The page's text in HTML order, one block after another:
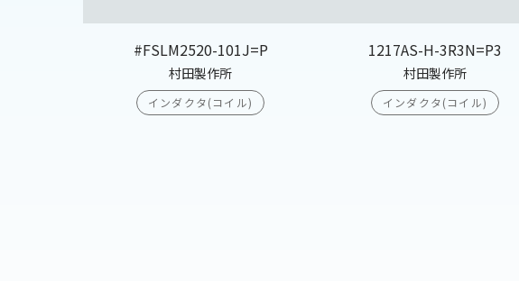
#FSLM2520-101J=P
村田製作所
インダクタ(コイル)
1217AS-H-3R3N=P3
村田製作所
インダクタ(コイル)